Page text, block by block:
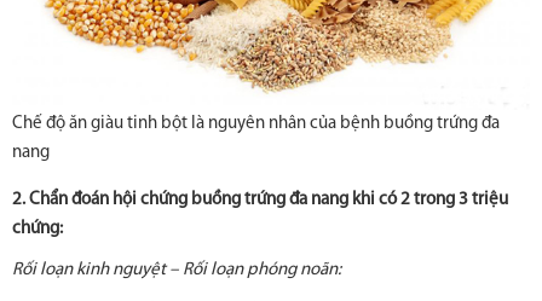
Chế độ ăn giàu tinh bột là nguyên nhân của bệnh buồng trứng đa
nang
2. Chẩn đoán hội chứng buồng trứng đa nang khi có 2 trong 3 triệu
chứng:
Rối loạn kinh nguyệt – Rối loạn phóng noãn: